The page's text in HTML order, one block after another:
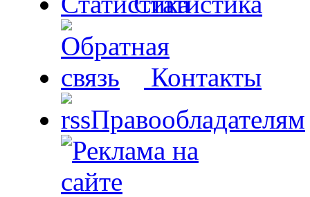
Контакты
Правообладателям